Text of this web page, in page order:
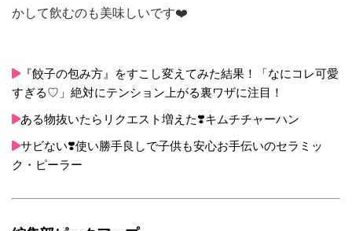
かして飲むのも美味しいです❤️
『餃子の包み方』をすこし変えてみた結果！「なにコレ可愛
すぎる♡」絶対にテンション上がる裏ワザに注目！
ある物抜いたらリクエスト増えた❣️キムチチャーハン
サビない❣️使い勝手良しで子供も安心お手伝いのセラミッ
ク・ピーラー